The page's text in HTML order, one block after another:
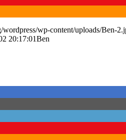
wp-content/uploads/Ben-
20:17:01Ben